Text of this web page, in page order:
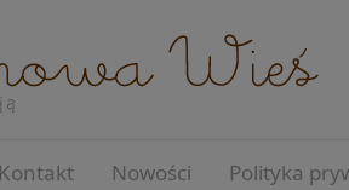
Kontakt Nowości Polityka